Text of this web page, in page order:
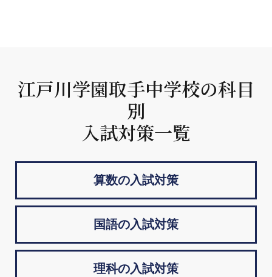
江戸川学園取手中学校の科目
別
入試対策一覧
算数の入試対策
国語の入試対策
理科の入試対策